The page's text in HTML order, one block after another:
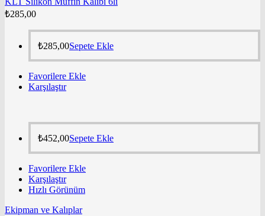
₺285,00
₺285,00Sepete Ekle
Favorilere Ekle
Karşılaştır
₺452,00Sepete Ekle
Favorilere Ekle
Karşılaştır
Hızlı Görünüm
Ekipman ve Kalıplar